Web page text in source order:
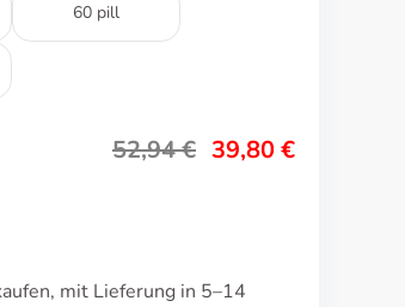
60 pill
52,94€ 39,80€
mit Lieferung in 5–14